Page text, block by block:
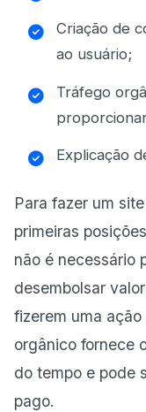
Criação de
ao usuário;
Tráfego
Explicação
Para fazer um
primeiras
não é necessário
desembolsar
fizerem uma
orgânico fornece
do tempo e pode
pago.